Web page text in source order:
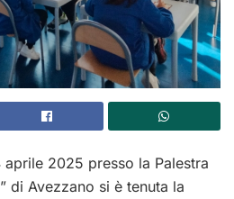
2025 presso la Palestra
di Avezzano si è tenuta la